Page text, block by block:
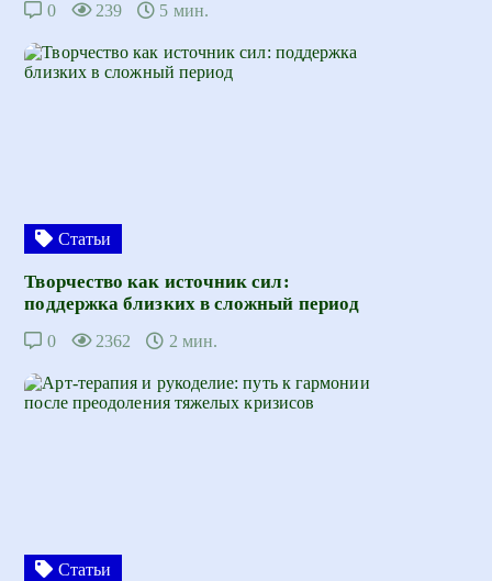
0 239 5 мин.
Статьи
Творчество как источник сил:
поддержка близких в сложный период
0 2362 2 мин.
Статьи